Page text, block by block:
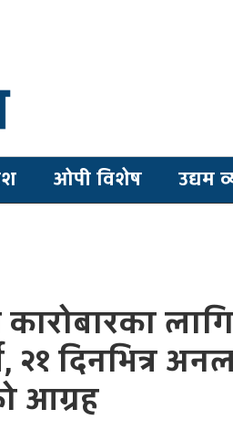
ओपी विशेष उद्यम
२१ दिनभित्र
आग्रह